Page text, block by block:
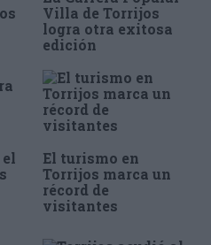
Villa de Torrijos
logra otra exitosa
edición
El turismo en
Torrijos marca un
récord de
visitantes